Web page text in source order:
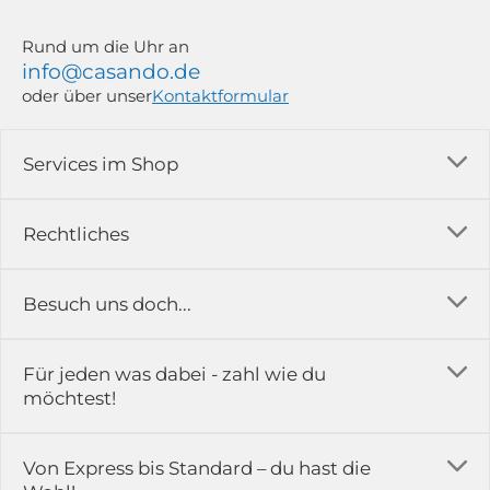
Rechtliches
Impressum
Rückgabe & Reklamation
Services im Shop
Versandkosten
Erfahrungsberichte & Bewertungen
Kontakt
Karriere
Besuch uns doch...
in der Ausstellung...
51789 Lindlar
Rund um die Uhr an
info@casando.de
oder über unserKontaktformular
Für jeden was dabei - zahl wie du
möchtest!
Von Express bis Standard – du hast die